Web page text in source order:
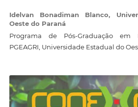
Idelvan Bonadiman Blanco,
Oeste do Paraná
Programa de Pós-Graduação em
PGEAGRI, Universidade Estadual do